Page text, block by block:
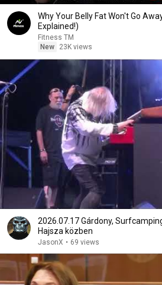
Why Your Belly Fat Won't Go
Explained!)
Fitness TM
New
23K views
2026.07.17 Gárdony,
Hajsza közben
JasonX • 69 views